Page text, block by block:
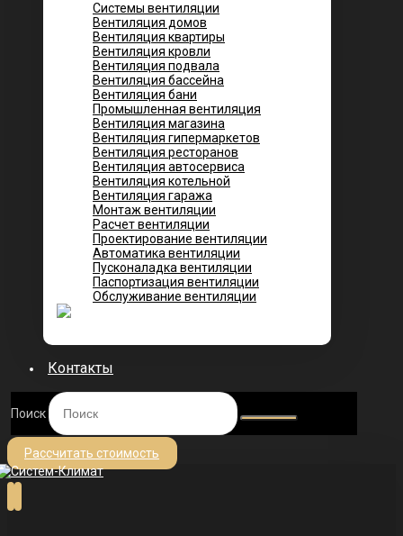
Системы вентиляции
Вентиляция домов
Вентиляция квартиры
Вентиляция кровли
Вентиляция подвала
Вентиляция бассейна
Вентиляция бани
Промышленная вентиляция
Вентиляция магазина
Вентиляция гипермаркетов
Вентиляция ресторанов
Вентиляция автосервиса
Вентиляция котельной
Вентиляция гаража
Монтаж вентиляции
Расчет вентиляции
Проектирование вентиляции
Автоматика вентиляции
Пусконаладка вентиляции
Паспортизация вентиляции
Обслуживание вентиляции
Контакты
Поиск
Рассчитать стоимость